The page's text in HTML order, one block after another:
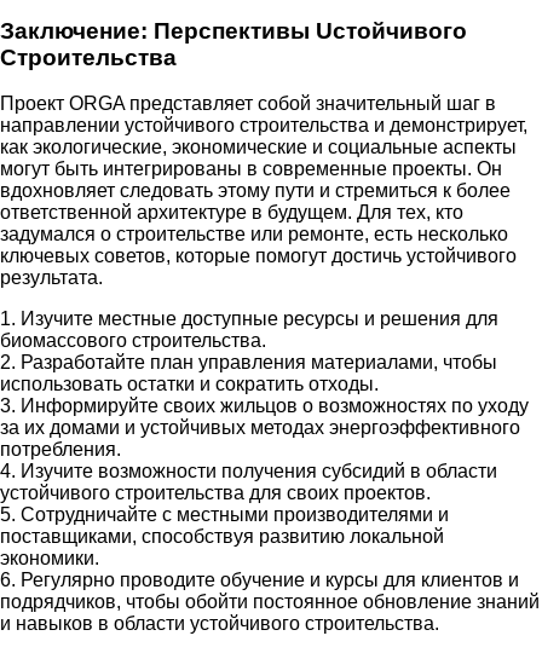
Заключение: Перспективы Uстойчивого
Строительства
Проект ORGA представляет собой значительный шаг в
направлении устойчивого строительства и демонстрирует,
как экологические, экономические и социальные аспекты
могут быть интегрированы в современные проекты. Он
вдохновляет следовать этому пути и стремиться к более
ответственной архитектуре в будущем. Для тех, кто
задумался о строительстве или ремонте, есть несколько
ключевых советов, которые помогут достичь устойчивого
результата.
1. Изучите местные доступные ресурсы и решения для
биомассового строительства.
2. Разработайте план управления материалами, чтобы
использовать остатки и сократить отходы.
3. Информируйте своих жильцов о возможностях по уходу
за их домами и устойчивых методах энергоэффективного
потребления.
4. Изучите возможности получения субсидий в области
устойчивого строительства для своих проектов.
5. Сотрудничайте с местными производителями и
поставщиками, способствуя развитию локальной
экономики.
6. Регулярно проводите обучение и курсы для клиентов и
подрядчиков, чтобы обойти постоянное обновление знаний
и навыков в области устойчивого строительства.